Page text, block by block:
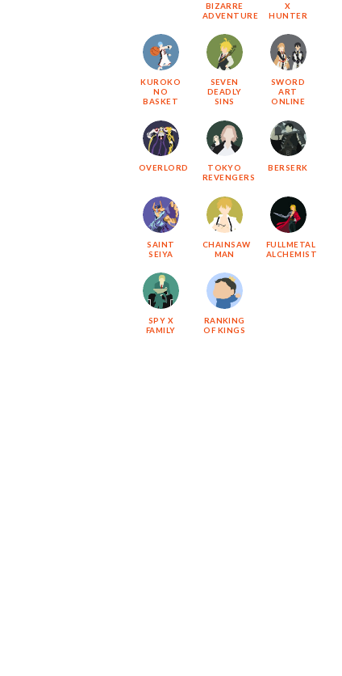
BIZARRE
ADVENTURE
X
HUNTER
KUROKO
NO
BASKET
SEVEN
DEADLY
SINS
SWORD
ART
ONLINE
OVERLORD
TOKYO
REVENGERS
BERSERK
SAINT
SEIYA
CHAINSAW
MAN
FULLMETAL
ALCHEMIST
SPY X
FAMILY
RANKING
OF KINGS